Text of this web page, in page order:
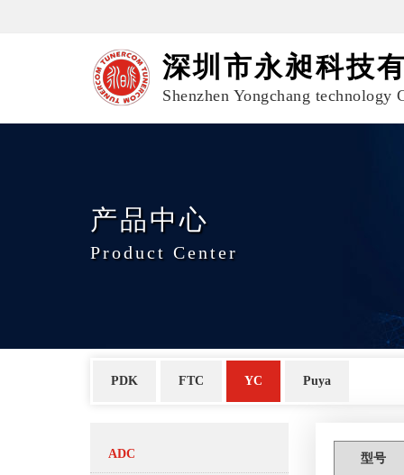
深圳市永昶科技
Shenzhen Yongchang technology
产品中心
Product Center
PDK FTC YC Puya
型号
ADC